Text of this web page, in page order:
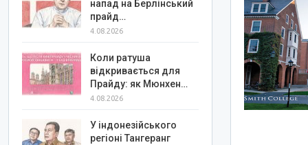
напад на Берлінський
прайд…
4.08.2026
Коли ратуша
відкривається для
Прайду: як Мюнхен…
4.08.2026
У індонезійського
регіоні Тангеранг